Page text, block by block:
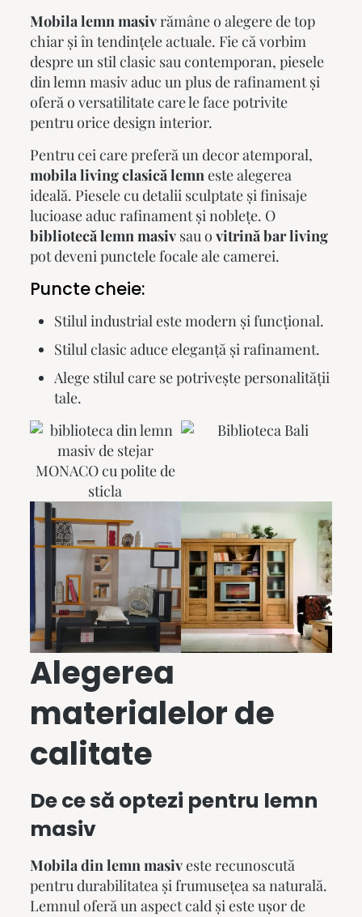
Mobila lemn masivrămâne o alegere de top
chiar și în tendințele actuale. Fie că vorbim
despre un stil clasic sau contemporan, piesele
din lemn masiv aduc un plus de rafinament și
oferă o versatilitate care le face potrivite
pentru orice design interior.
Pentru cei care preferă un decor atemporal,
mobila living clasică lemn este alegerea
ideală. Piesele cu detalii sculptate și finisaje
lucioase aduc rafinament și noblețe. O
bibliotecă lemn masivsau o vitrină bar living
pot deveni punctele focale ale camerei.
Puncte cheie:
Stilul industrial este modern și funcțional.
Stilul clasic aduce eleganță și rafinament.
Alege stilul care se potrivește personalității
tale.
Alegerea
materialelor de
calitate
De ce să optezi pentru lemn
masiv
Mobila din lemn masiveste recunoscută
pentru durabilitatea și frumusețea sa naturală.
Lemnul oferă un aspect cald și este ușor de